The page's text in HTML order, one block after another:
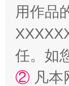
用作品
任。如
② 凡本